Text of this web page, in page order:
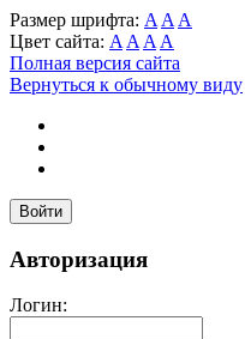
Размер шрифта: A A A
Цвет сайта: A A A A
Полная версия сайта
Вернуться к обычному виду
Войти
Авторизация
Логин: